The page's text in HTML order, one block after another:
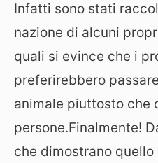
Infatti sono stati
nazione di alcuni
quali si evince che i
preferirebbero
animale piuttosto che
persone.Finalmente!
che dimostrano